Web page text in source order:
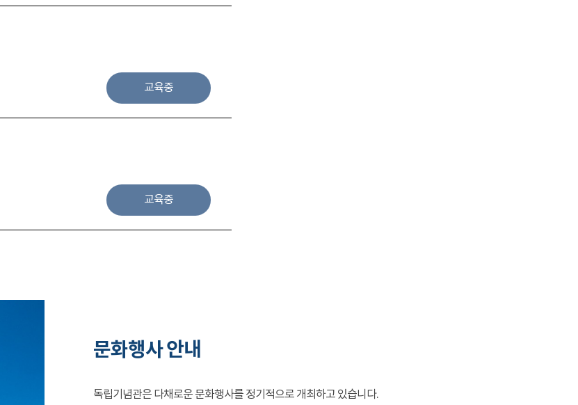
교육중
교육중
문화행사 안내
독립기념관은 다채로운 문화행사를 정기적으로 개최하고 있습니다.